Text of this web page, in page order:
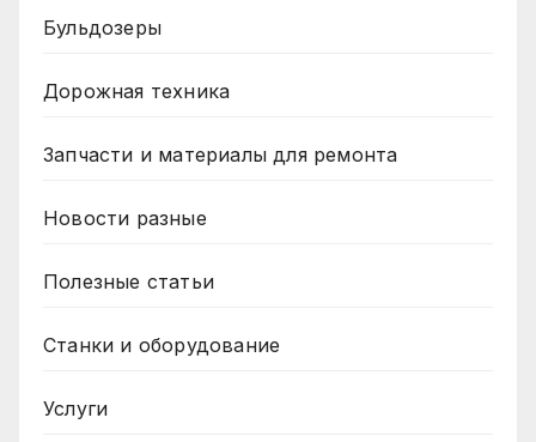
Бульдозеры
Дорожная техника
Запчасти и материалы для ремонта
Новости разные
Полезные статьи
Станки и оборудование
Услуги